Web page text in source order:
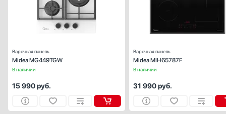
В наличии
Варочная панель
Midea MG449TGW
15 990руб.
В наличии
Варочная панель
Midea MIH65787F
31 990руб.